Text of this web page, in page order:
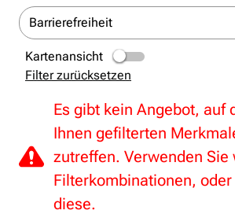
Barrierefreiheit
Kartenansicht
Filter zurücksetzen
Es gibt kein Angebot, auf
Ihnen gefilterten
zutreffen. Verwenden Sie
Filterkombinationen, oder
diese.